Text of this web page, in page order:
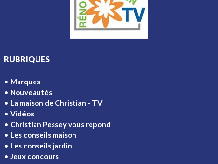
RUBRIQUES
Marques
Nouveautés
La maison de Christian - TV
Vidéos
Christian Pessey vous répond
Les conseils maison
Les conseils jardin
Jeux concours